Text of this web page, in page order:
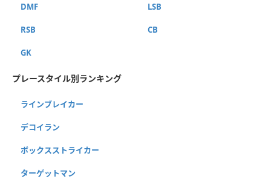
DMF LSB
RSB CB
GK
プレースタイル別ランキング
ラインブレイカー
デコイラン
ボックスストライカー
ターゲットマン